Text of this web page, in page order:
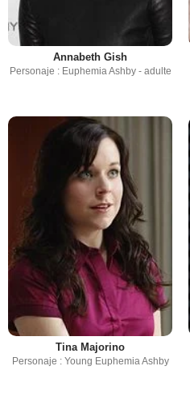
Annabeth Gish
Personaje : Euphemia Ashby - adulte
Tina Majorino
Personaje : Young Euphemia Ashby